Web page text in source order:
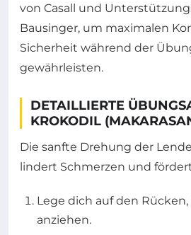
von Casall und
Bausinger, um maximalen
Sicherheit während der
gewährleisten.
DETAILLIERTE
KROKODIL
Die sanfte Drehung der
lindert Schmerzen und
Lege dich auf den
anziehen.